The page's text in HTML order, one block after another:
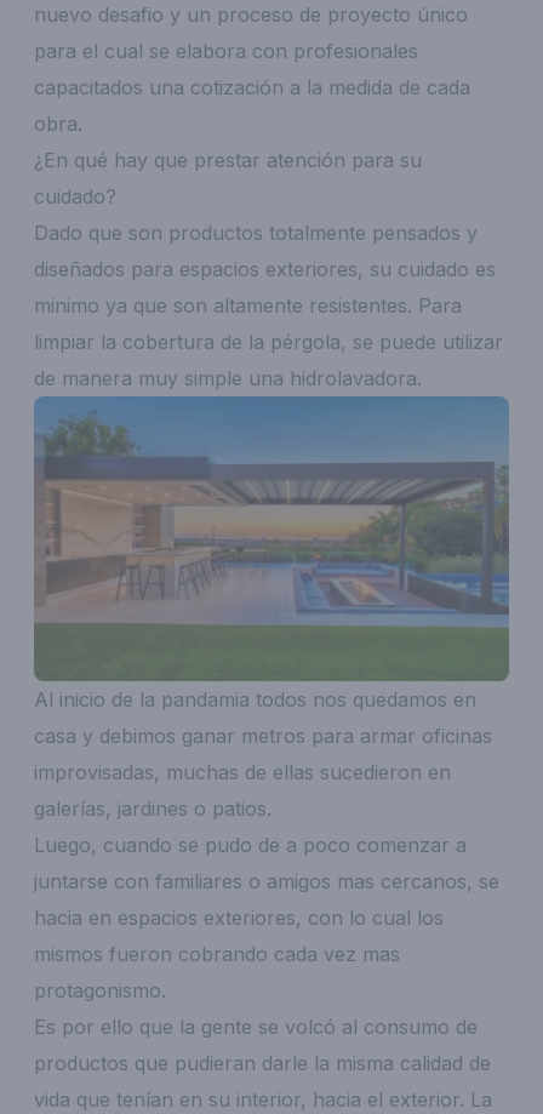
nuevo desafio y un proceso de proyecto único
para el cual se elabora con profesionales
capacitados una cotización a la medida de cada
obra.
¿En qué hay que prestar atención para su
cuidado?
Dado que son productos totalmente pensados y
diseñados para espacios exteriores, su cuidado es
minimo ya que son altamente resistentes. Para
limpiar la cobertura de la pérgola, se puede utilizar
de manera muy simple una hidrolavadora.
Al inicio de la pandamia todos nos quedamos en
casa y debimos ganar metros para armar oficinas
improvisadas, muchas de ellas sucedieron en
galerías, jardines o patios.
Luego, cuando se pudo de a poco comenzar a
juntarse con familiares o amigos mas cercanos, se
hacia en espacios exteriores, con lo cual los
mismos fueron cobrando cada vez mas
protagonismo.
Es por ello que la gente se volcó al consumo de
productos que pudieran darle la misma calidad de
vida que tenían en su interior, hacia el exterior. La